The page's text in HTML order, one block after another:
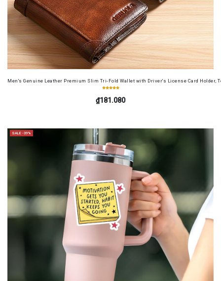
Men's Genuine Leather Premium Slim Tri-Fold Wallet with Driver's License Card Holder,
₫181.080
SALE -39%